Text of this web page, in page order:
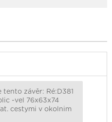
tento závěr: Ré:D381
-vel 76x63x74
cestymi v okolnim